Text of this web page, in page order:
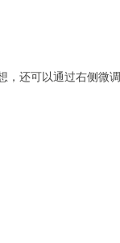
，还可以通过右侧微